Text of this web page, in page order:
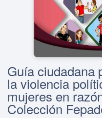
Guía ciudadana
la violencia
mujeres en
Colección